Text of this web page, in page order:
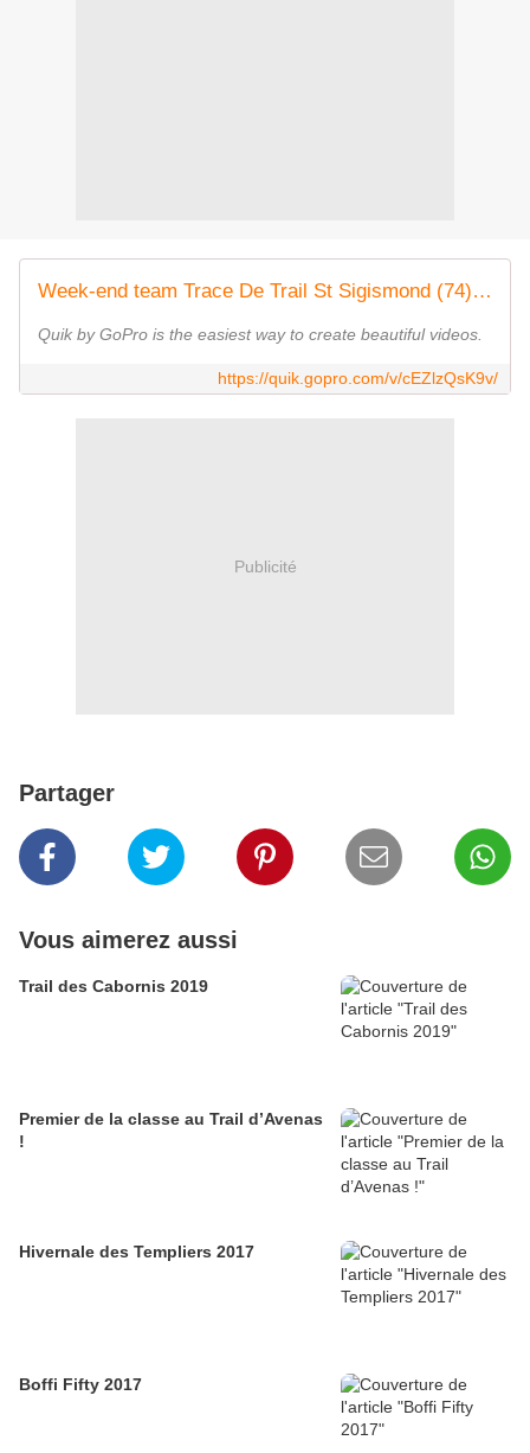
Week-end team Trace De Trail St Sigismond (74) janvier 2018
Quik by GoPro is the easiest way to create beautiful videos.
https://quik.gopro.com/v/cEZlzQsK9v/
Publicité
Partager
Vous aimerez aussi
Trail des Cabornis 2019
Premier de la classe au Trail d’Avenas
!
Hivernale des Templiers 2017
Boffi Fifty 2017